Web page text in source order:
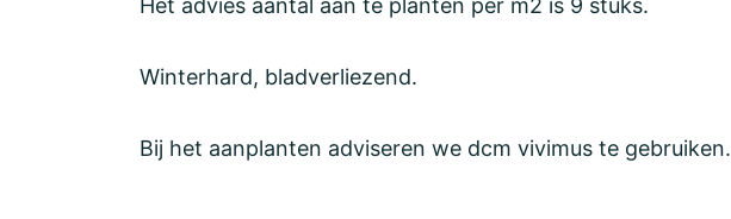
Het advies aantal aan te planten per m2 is 9 stuks.
Winterhard, bladverliezend.
Bij het aanplanten adviseren we dcm vivimus te gebruiken.